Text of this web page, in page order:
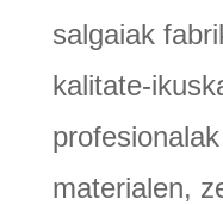
salgaiak
kalitate-
materialen,